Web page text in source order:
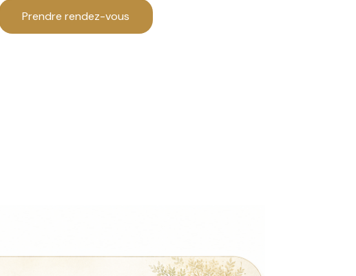
Prendre rendez-vous